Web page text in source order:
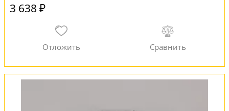
3 638 ₽